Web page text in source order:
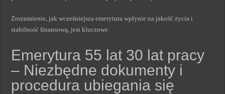
Zrozumienie, jak wcześniejsza emerytura wpłynie na jakość życia i
stabilność finansową, jest kluczowe.
Emerytura 55 lat 30 lat pracy
– Niezbędne dokumenty i
procedura ubiegania się